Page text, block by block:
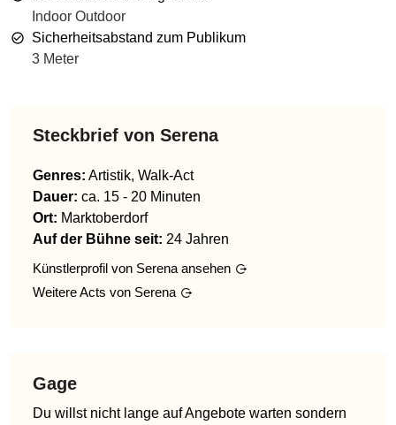
Indoor Outdoor
Sicherheitsabstand zum Publikum
3 Meter
Steckbrief von Serena
Genres: Artistik, Walk-Act
Dauer: ca. 15 - 20 Minuten
Ort: Marktoberdorf
Auf der Bühne seit: 24 Jahren
Künstlerprofil von Serena ansehen
Weitere Acts von Serena
Gage
Du willst nicht lange auf Angebote warten sondern